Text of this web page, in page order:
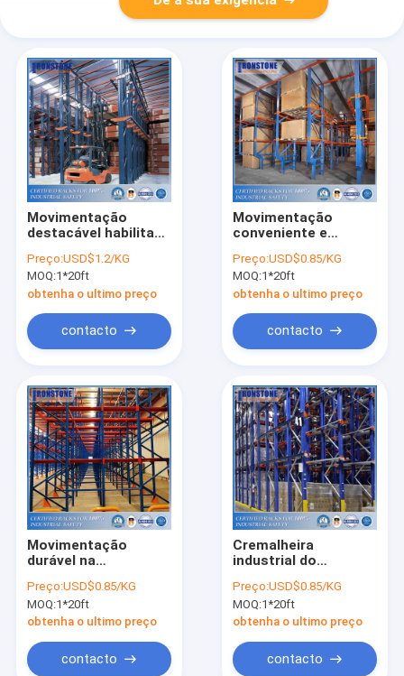
Movimentação
destacável habilitado
sistema da
cremalheira do
armazenamento da
pálete
Preço:USD$1.2/KG
MOQ:1*20ft
obtenha o ultimo preço
contacto
Movimentação
conveniente e
densidade do FIFO do
armazém no sistema
do racking da pálete
Preço:USD$0.85/KG
MOQ:1*20ft
obtenha o ultimo preço
contacto
Movimentação
durável na
pálete com os
produtos
homogêneos da loja
Preço:USD$0.85/KG
MOQ:1*20ft
obtenha o ultimo preço
contacto
Cremalheira
industrial do
ao ar livre do metal
do armazenamento
do novo tipo com de
Preço:USD$0.85/KG
MOQ:1*20ft
obtenha o ultimo preço
contacto